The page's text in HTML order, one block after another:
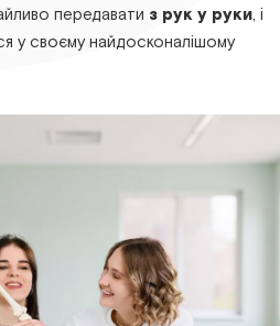
передавати з рук у руки, і
у своєму найдосконалішому